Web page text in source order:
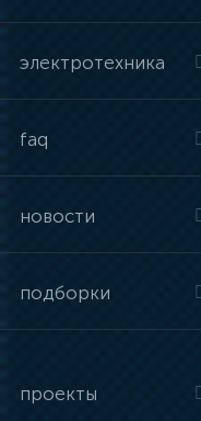
электротехника
faq
новости
подборки
проекты